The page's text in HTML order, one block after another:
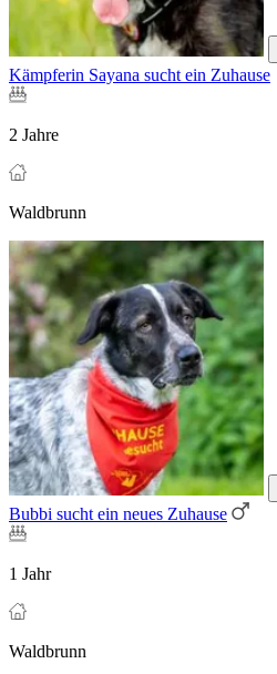
Kämpferin Sayana sucht ein Zuhause
2 Jahre
Waldbrunn
Bubbi sucht ein neues Zuhause
1 Jahr
Waldbrunn